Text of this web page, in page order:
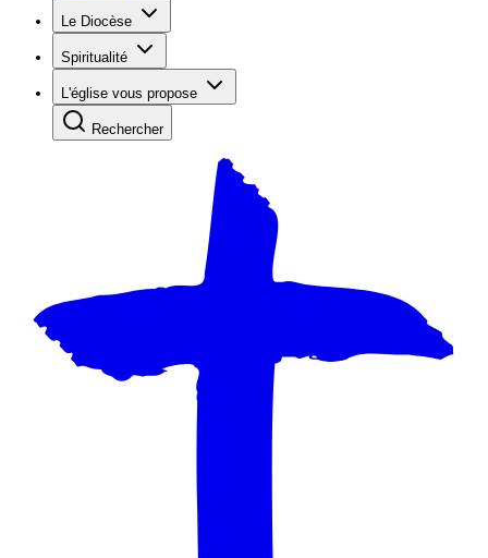
Le Diocèse
Spiritualité
L'église vous propose
Rechercher